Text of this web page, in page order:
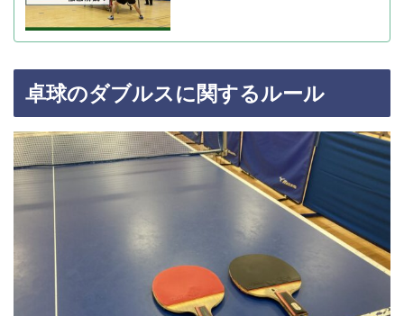
卓球のダブルスに関するルール